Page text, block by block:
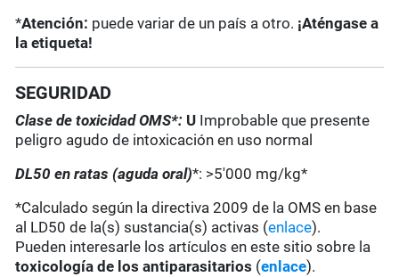
*Atención: puede variar de un país a otro. ¡Aténgase a
la etiqueta!
SEGURIDAD
Clase de toxicidad OMS*: U Improbable que presente
peligro agudo de intoxicación en uso normal
DL50 en ratas (aguda oral)*: >5'000 mg/kg*
*Calculado según la directiva 2009 de la OMS en base
al LD50 de la(s) sustancia(s) activas (enlace).
Pueden interesarle los artículos en este sitio sobre la
toxicología de los antiparasitarios (enlace).